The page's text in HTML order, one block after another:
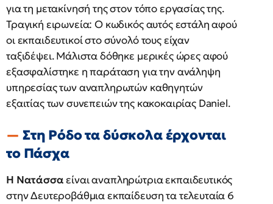
για τη μετακίνησή της στον τόπο εργασίας της.
Τραγική ειρωνεία: Ο κωδικός αυτός εστάλη αφού
οι εκπαιδευτικοί στο σύνολό τους είχαν
ταξιδέψει. Μάλιστα δόθηκε μερικές ώρες αφού
εξασφαλίστηκε η παράταση για την ανάληψη
υπηρεσίας των αναπληρωτών καθηγητών
εξαιτίας των συνεπειών της κακοκαιρίας Daniel.
Στη Ρόδο τα δύσκολα έρχονται
το Πάσχα
Η Νατάσσαείναι αναπληρώτρια εκπαιδευτικός
στην Δευτεροβάθμια εκπαίδευση τα τελευταία 6